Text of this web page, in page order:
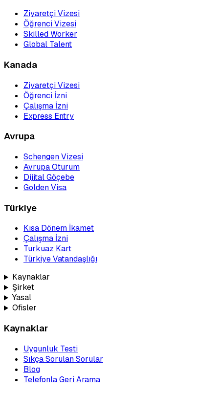
Ziyaretçi Vizesi
Öğrenci Vizesi
Skilled Worker
Global Talent
Kanada
Ziyaretçi Vizesi
Öğrenci İzni
Çalışma İzni
Express Entry
Avrupa
Schengen Vizesi
Avrupa Oturum
Dijital Göçebe
Golden Visa
Türkiye
Kısa Dönem İkamet
Çalışma İzni
Turkuaz Kart
Türkiye Vatandaşlığı
Kaynaklar
Şirket
Yasal
Ofisler
Kaynaklar
Uygunluk Testi
Sıkça Sorulan Sorular
Blog
Telefonla Geri Arama